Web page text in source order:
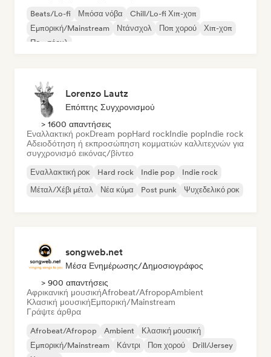
Beats/Lo-fi Μπόσα νόβα
Chill/Lo-fi Χιπ-χοπ
Εμπορική/Mainstream
Ντάνσχολ Ποπ χορού
Χιπ-χοπ
Ποπ σόουλ
Lorenzo Lautz
Επόπτης Συγχρονισμού
> 1600 απαντήσεις
Εναλλακτική ροκDream popHard rockIndie popIndie rock
Αδειοδότηση ή εκπροσώπηση κομματιών καλλιτεχνών για
συγχρονισμό εικόνας/βίντεο
Εναλλακτική ροκ Hard rock Indie pop
Indie rock
Μέταλ/Χέβι μέταλ
Νέα κύμα Post punk Ψυχεδελικό ροκ
songweb.net
Μέσα Ενημέρωσης/Δημοσιογράφος
> 900 απαντήσεις
Αφρικανική μουσικήAfrobeat/AfropopAmbient
Κλασική μουσικήΕμπορική/Mainstream
Γράψτε άρθρα
Afrobeat/Afropop Ambient
Κλασική μουσική
Εμπορική/Mainstream
Κάντρι Ποπ χορού
Drill/Jersey